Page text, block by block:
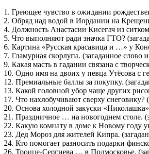
1. Греющее чувство в ожидании
2. Обряд над водой в Иордании на
4. Должность Анастасии Кисегач из
5. Что выполняют ради значка ГТО?
6. Картина «Русская красавица и …» у
7. Гламурная скорлупа. (загаданное слово
9. Какая масть в гадании связана с
10. Одно имя на двоих у певца Утёсова с
12. Премиальные баллы за покупку.
13. Какой головной убор чаще других
17. Что нахлобучивают сверху снеговику?
20. Основа холодной закуски
21. Праздничное … на новогоднем столе.
22. Какую комнату в доме к Новому году
23. Дед Мороз для жителей Кипра.
24. Кто помогает разносить подарки
26. Троице-Сергиева … в Подмосковье.